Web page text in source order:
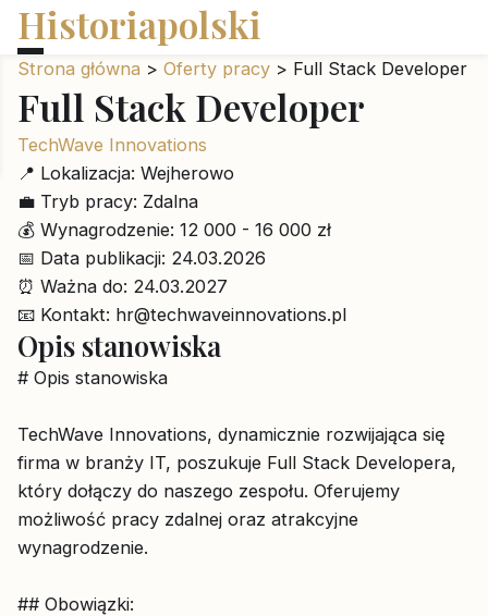
Historiapolski
Strona główna > Oferty pracy > Full Stack Developer
Full Stack Developer
TechWave Innovations
📍 Lokalizacja: Wejherowo
💼 Tryb pracy: Zdalna
💰 Wynagrodzenie: 12 000 - 16 000 zł
📅 Data publikacji: 24.03.2026
⏰ Ważna do: 24.03.2027
📧 Kontakt: hr@techwaveinnovations.pl
Opis stanowiska
# Opis stanowiska
TechWave Innovations, dynamicznie rozwijająca się
firma w branży IT, poszukuje Full Stack Developera,
który dołączy do naszego zespołu. Oferujemy
możliwość pracy zdalnej oraz atrakcyjne
wynagrodzenie.
## Obowiązki: